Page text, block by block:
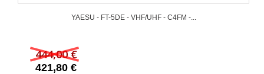
YAESU - FT-5DE - VHF/UHF - C4FM -...
444,00 €
421,80 €